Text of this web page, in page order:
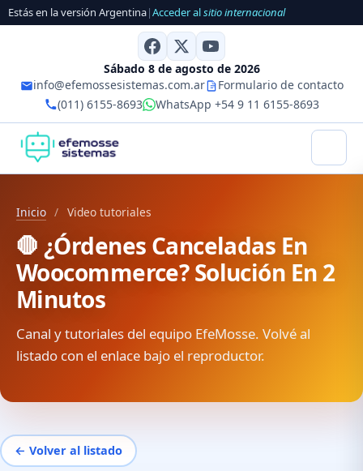
Estás en la versión Argentina|Acceder alsitio internacional
Sábado 8 de agosto de 2026
info@efemossesistemas.com.ar
Formulario de contacto
(011) 6155-8693
WhatsApp +54 9 11 6155-8693
Inicio / Video tutoriales
🛑 ¿Órdenes Canceladas En
Woocommerce? Solución En 2
Minutos
Canal y tutoriales del equipo EfeMosse. Volvé al
listado con el enlace bajo el reproductor.
← Volver al listado